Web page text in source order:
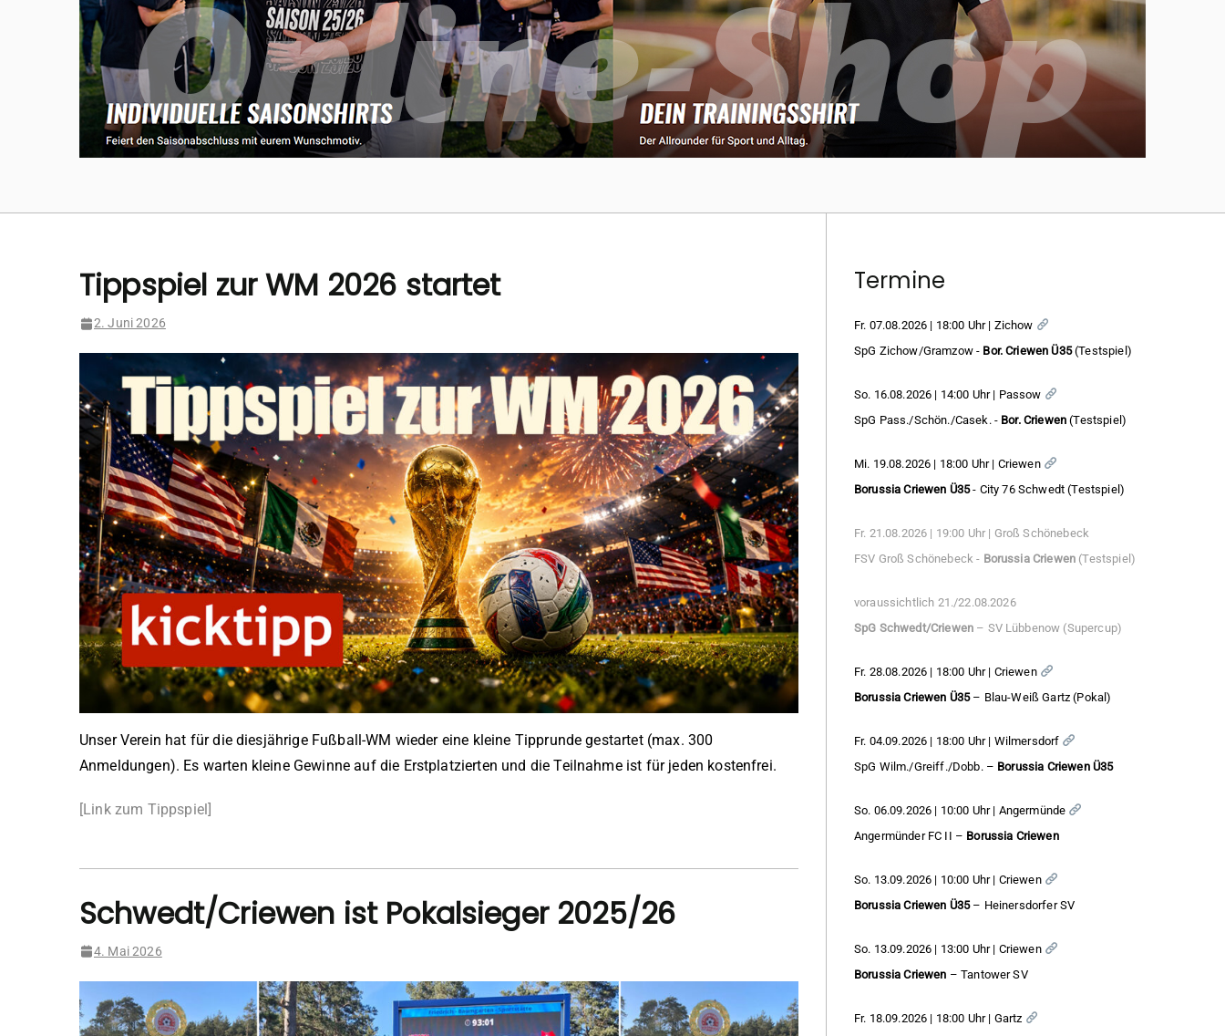
Tippspiel zur WM 2026 startet
2. Juni 2026
Unser Verein hat für die diesjährige Fußball-WM wieder eine kleine Tipprunde gestartet (max. 300
Anmeldungen). Es warten kleine Gewinne auf die Erstplatzierten und die Teilnahme ist für jeden kostenfrei.
[Link zum Tippspiel]
Schwedt/Criewen ist Pokalsieger 2025/26
4. Mai 2026
Termine
Fr. 07.08.2026 | 18:00 Uhr | Zichow
SpG Zichow/Gramzow - Bor. Criewen Ü35(Testspiel)
So. 16.08.2026 | 14:00 Uhr | Passow
SpG Pass./Schön./Casek. - Bor. Criewen (Testspiel)
Mi. 19.08.2026 | 18:00 Uhr | Criewen
Borussia Criewen Ü35- City 76 Schwedt (Testspiel)
Fr. 21.08.2026 | 19:00 Uhr | Groß Schönebeck
FSV Groß Schönebeck - Borussia Criewen (Testspiel)
voraussichtlich 21./22.08.2026
SpG Schwedt/Criewen – SV Lübbenow (Supercup)
Fr. 28.08.2026 | 18:00 Uhr | Criewen
Borussia Criewen Ü35– Blau-Weiß Gartz (Pokal)
Fr. 04.09.2026 | 18:00 Uhr | Wilmersdorf
SpG Wilm./Greiff./Dobb. – Borussia Criewen Ü35
So. 06.09.2026 | 10:00 Uhr | Angermünde
Angermünder FC II – Borussia Criewen
So. 13.09.2026 | 10:00 Uhr | Criewen
Borussia Criewen Ü35– Heinersdorfer SV
So. 13.09.2026 | 13:00 Uhr | Criewen
Borussia Criewen – Tantower SV
Fr. 18.09.2026 | 18:00 Uhr | Gartz